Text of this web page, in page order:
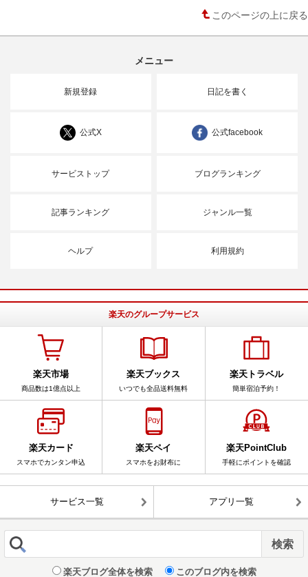
このページの上に戻る
メニュー
新規登録 日記を書く
公式X 公式facebook
サービストップ ブログランキング
記事ランキング ジャンル一覧
ヘルプ 利用規約
楽天のグループサービス
楽天市場
商品数は1億点以上
楽天ブックス
いつでも全品送料無料
楽天トラベル
簡単宿泊予約！
楽天カード
スマホでカンタン申込
楽天ペイ
スマホをお財布に
楽天PointClub
手軽にポイントを確認
サービス一覧 アプリ一覧
楽天ブログ全体を検索 このブログ内を検索